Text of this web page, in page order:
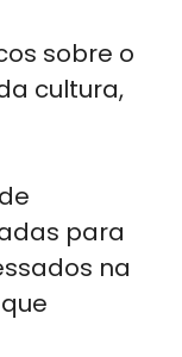
sobre o
cultura,
para
na